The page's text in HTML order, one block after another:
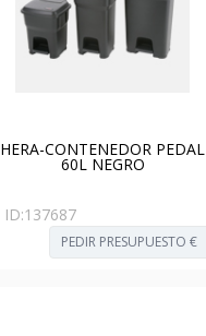
HERA-CONTENEDOR PEDAL
60L NEGRO
ID:137687
PEDIR PRESUPUESTO €